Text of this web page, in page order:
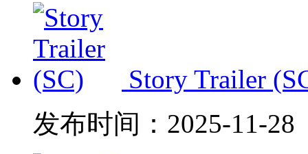
Story Trailer
发布时间： 2025-11-28